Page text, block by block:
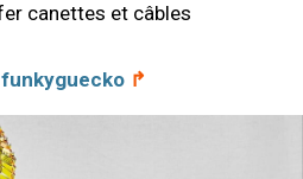
canettes et câbles
funkyguecko